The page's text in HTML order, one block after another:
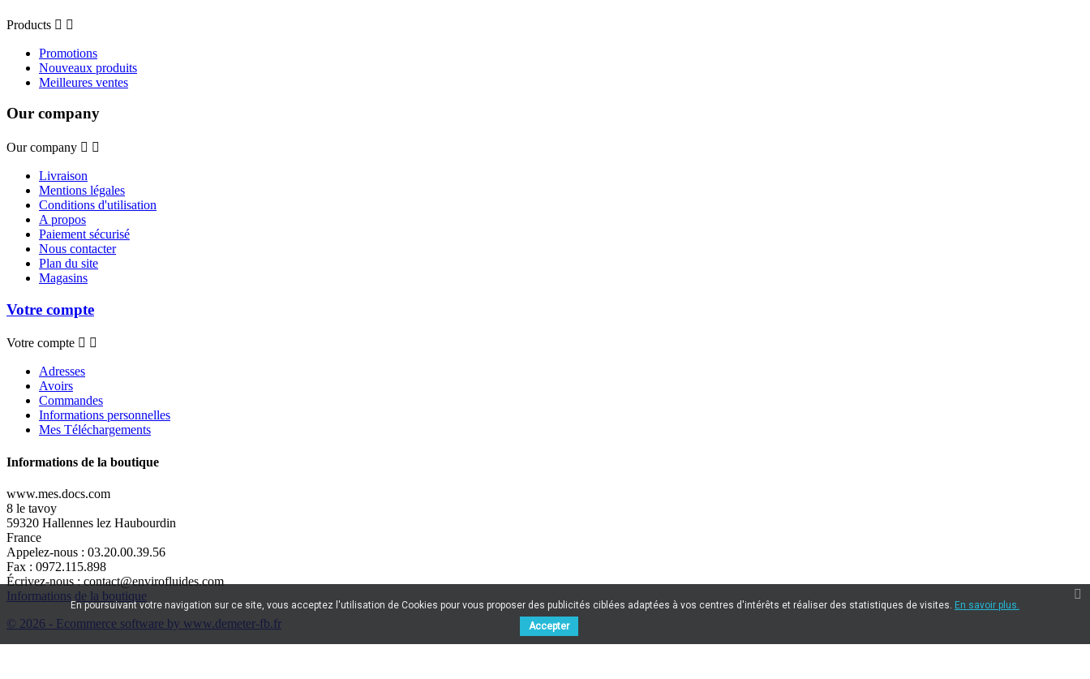
Products  
Promotions
Nouveaux produits
Meilleures ventes
Our company
Our company  
Livraison
Mentions légales
Conditions d'utilisation
A propos
Paiement sécurisé
Nous contacter
Plan du site
Magasins
Votre compte
Votre compte  
Adresses
Avoirs
Commandes
Informations personnelles
Mes Téléchargements
Informations de la boutique
www.mes.docs.com
8 le tavoy
59320 Hallennes lez Haubourdin
France
Appelez-nous : 03.20.00.39.56
Fax : 0972.115.898
Écrivez-nous :contact@envirofluides.com
Informations de la boutique
© 2026 - Ecommerce software by www.demeter-fb.fr
En poursuivant votre navigation sur ce site, vous acceptez l'utilisation de Cookies pour vous proposer des publicités ciblées adaptées à vos centres d'intérêts et réaliser des statistiques de visites. En savoir plus.
Accepter